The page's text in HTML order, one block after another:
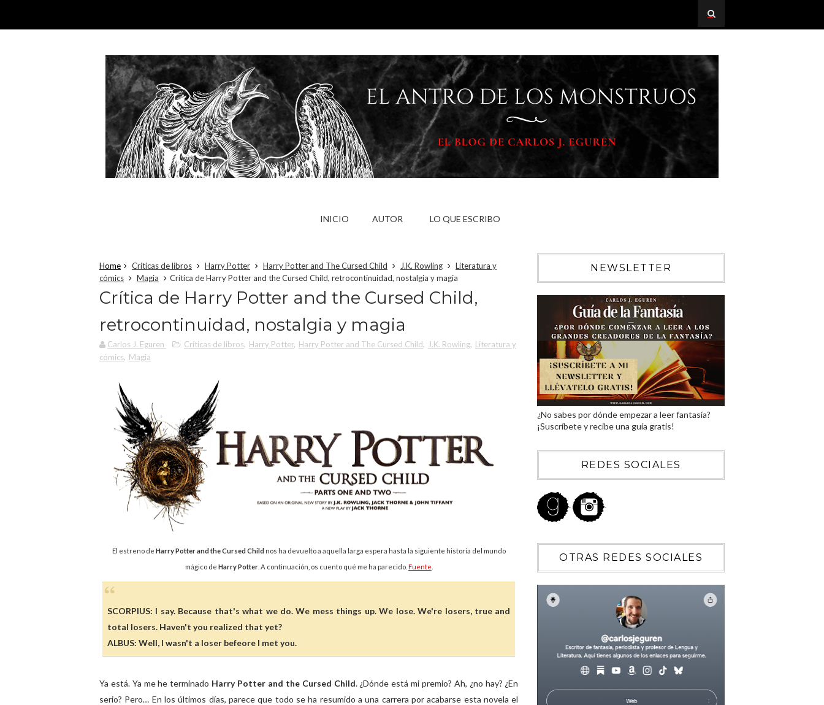
INICIO AUTOR LO QUE ESCRIBO
Home Críticas de libros Harry Potter Harry Potter and The Cursed Child J.K. Rowling
Literatura y
cómics
Magia Crítica de Harry Potter and the Cursed Child, retrocontinuidad, nostalgia y magia
Crítica de Harry Potter and the Cursed Child,
retrocontinuidad, nostalgia y magia
Carlos J. Eguren Críticas de libros, Harry Potter, Harry Potter and The Cursed Child, J.K. Rowling, Literatura y
cómics, Magia
El estreno de Harry Potter and the Cursed Child nos ha devuelto a aquella larga espera hasta la siguiente historia del mundo
mágico de Harry Potter. A continuación, os cuento qué me ha parecido. Fuente
SCORPIUS: I say. Because that's what we do. We mess things up. We lose. We're losers, true and
total losers. Haven't you realized that yet?
ALBUS: Well, I wasn't a loser befeore I met you.
Ya está. Ya me he terminado Harry Potter and the Cursed Child. ¿Dónde está mi premio? Ah, ¿no hay? ¿En
serio? Pero… En los últimos días, parece que todo se ha resumido a una carrera por acabarse esta novela el
NEWSLETTER
¿No sabes por dónde empezar a leer fantasía?
¡Suscríbete y recibe una guía gratis!
REDES SOCIALES
OTRAS REDES SOCIALES